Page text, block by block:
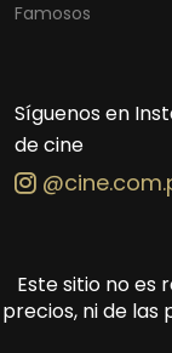
Famosos
Síguenos en
de cine
Este sitio no es
precios, ni de las